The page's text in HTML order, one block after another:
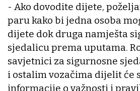
- Ako dovodite dijete,
paru kako bi jedna osoba
dijete dok druga namješta
sjedalicu prema uputama.
savjetnici za sigurnosne
i ostalim vozačima dijelit će
informacije o važnosti i